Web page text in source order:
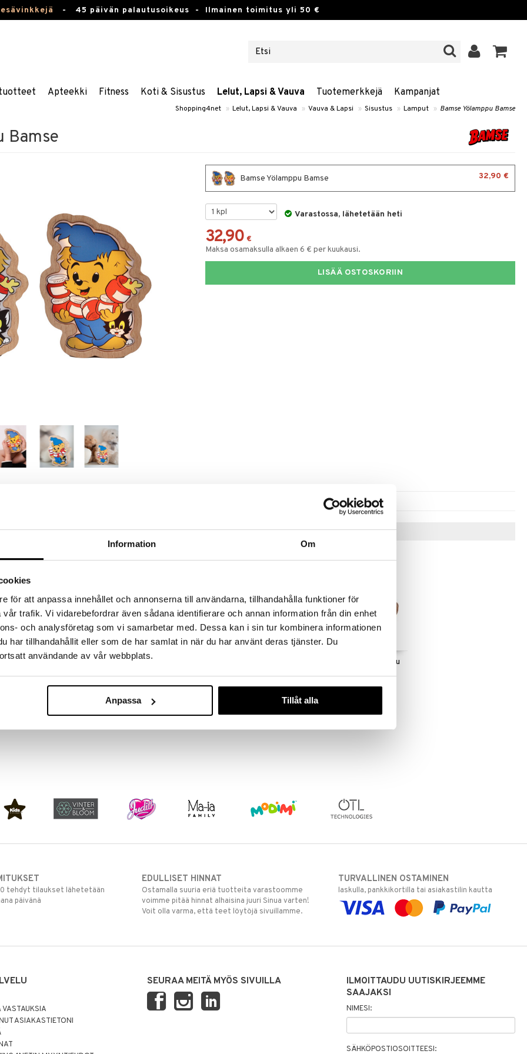
Information Om
för att anpassa innehållet och annonserna till användarna, tillhandahålla funktioner för
trafik. Vi vidarebefordrar även sådana identifierare och annan information från din enhet
och analysföretag som vi samarbetar med. Dessa kan i sin tur kombinera informationen
har tillhandahållit eller som de har samlat in när du har använt deras tjänster. Du
användande av vår webbplats.
Anpassa Tillåt alla
- 45 päivän palautusoikeus - Ilmainen toimitus yli 50 €
Apteekki Fitness Koti & Sisustus Lelut, Lapsi & Vauva Tuotemerkkejä Kampanjat
Shopping4net » Lelut, Lapsi & Vauva » Vauva & Lapsi » Sisustus » Lamput » Bamse Yölamppu Bamse
Bamse
Bamse Yölamppu Bamse 32,90 €
Varastossa, lähetetään heti
32,90 €
Maksa osamaksulla alkaen 6 € per kuukausi.
LISÄÄ OSTOSKORIIN
löydöt kotiin!
suuren valikoiman jännittäviä tuotteita
voivat päästä loppumaan!
ale-löydöt »
joka valvoo pimeässä.
Vinkkejä sinulle
Bamse-yölamppu Pikku
32,90
tehdyt tilaukset lähetetään
päivänä
EDULLISET HINNAT
Ostamalla suuria eriä tuotteita varastoomme
voimme pitää hinnat alhaisina juuri Sinua varten!
Voit olla varma, että teet löytöjä sivuillamme.
TURVALLINEN OSTAMINEN
laskulla, pankkikortilla tai asiakastilin kautta
ASIAKASTIETONI
SEURAA MEITÄ MYÖS SIVUILLA
ILMOITTAUDU UUTISKIRJEEMME
SAAJAKSI
NIMESI:
SÄHKÖPOSTIOSOITTEESI: